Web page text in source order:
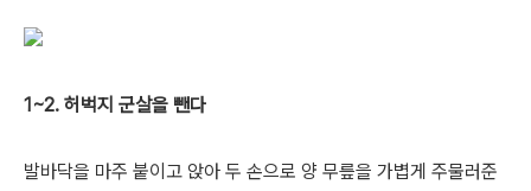
1~2. 허벅지 군살을 뺀다
발바닥을 마주 붙이고 앉아 두 손으로 양 무릎을 가볍게 주물러준